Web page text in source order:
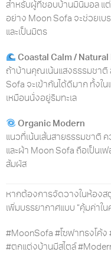
สำหรับผู้ที่ชอบบ้านมินิมอล แต่
อย่าง Moon Sofa จะช่วยเ
และเป็นมิตร
Coastal Calm / Natural
ถ้าบ้านคุณเน้นแสงธรรมชาติ
Sofa จะเข้ากันได้ดีมาก ทั้งใ
เหมือนนั่งอยู่ริมทะเล
Organic Modern
แนวที่เน้นเส้นสายธรรมชาติ
และผ้า Moon Sofa ถือเป็นเ
สัมผัส
หากต้องการจัดวางในห้องส
เพิ่มบรรยากาศแบบ “คุ้มค่าใ
#MoonSofa #โซฟาทรงโค้ง
#ตกแต่งบ้านมีสไตล์